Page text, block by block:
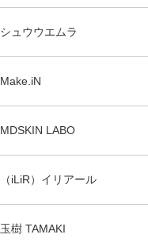
シュウウエムラ
Make.iN
MDSKIN LABO
（iLiR）イリアール
玉樹 TAMAKI